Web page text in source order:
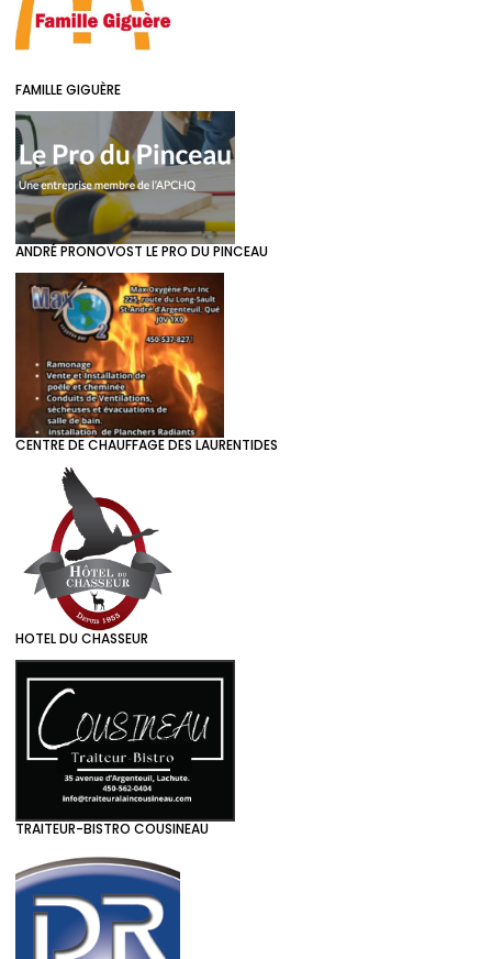
FAMILLE GIGUÈRE
ANDRÉ PRONOVOST LE PRO DU PINCEAU
CENTRE DE CHAUFFAGE DES LAURENTIDES
HOTEL DU CHASSEUR
TRAITEUR-BISTRO COUSINEAU